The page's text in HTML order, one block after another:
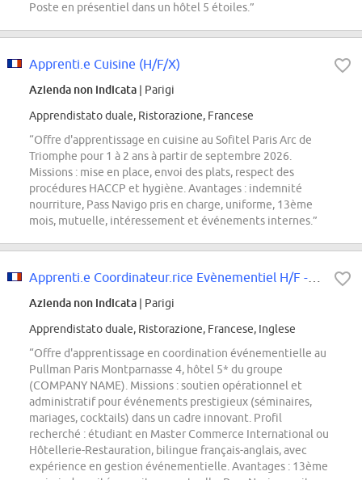
Poste en présentiel dans un hôtel 5 étoiles.”
Apprenti.e Cuisine (H/F/X)
Azienda non indicata | Parigi
Apprendistato duale, Ristorazione, Francese
“Offre d'apprentissage en cuisine au Sofitel Paris Arc de
Triomphe pour 1 à 2 ans à partir de septembre 2026.
Missions : mise en place, envoi des plats, respect des
procédures HACCP et hygiène. Avantages : indemnité
nourriture, Pass Navigo pris en charge, uniforme, 13ème
mois, mutuelle, intéressement et événements internes.”
Azienda non indicata | Parigi
Apprendistato duale, Ristorazione, Francese, Inglese
“Offre d'apprentissage en coordination événementielle au
Pullman Paris Montparnasse 4, hôtel 5* du groupe
(COMPANY NAME). Missions : soutien opérationnel et
administratif pour événements prestigieux (séminaires,
mariages, cocktails) dans un cadre innovant. Profil
recherché : étudiant en Master Commerce International ou
Hôtellerie-Restauration, bilingue français-anglais, avec
expérience en gestion événementielle. Avantages : 13ème